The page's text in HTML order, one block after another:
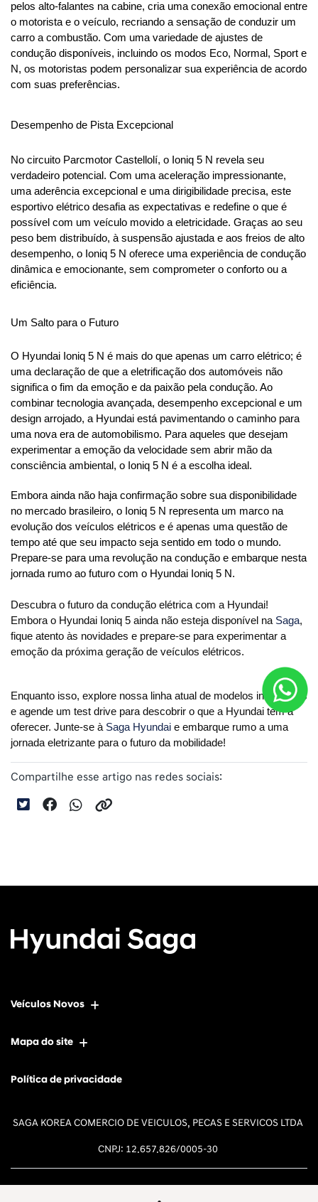
pelos alto-falantes na cabine, cria uma conexão emocional entre
o motorista e o veículo, recriando a sensação de conduzir um
carro a combustão. Com uma variedade de ajustes de
condução disponíveis, incluindo os modos Eco, Normal, Sport e
N, os motoristas podem personalizar sua experiência de acordo
com suas preferências.
Desempenho de Pista Excepcional
No circuito Parcmotor Castellolí, o Ioniq 5 N revela seu
verdadeiro potencial. Com uma aceleração impressionante,
uma aderência excepcional e uma dirigibilidade precisa, este
esportivo elétrico desafia as expectativas e redefine o que é
possível com um veículo movido a eletricidade. Graças ao seu
peso bem distribuído, à suspensão ajustada e aos freios de alto
desempenho, o Ioniq 5 N oferece uma experiência de condução
dinâmica e emocionante, sem comprometer o conforto ou a
eficiência.
Um Salto para o Futuro
O Hyundai Ioniq 5 N é mais do que apenas um carro elétrico; é
uma declaração de que a eletrificação dos automóveis não
significa o fim da emoção e da paixão pela condução. Ao
combinar tecnologia avançada, desempenho excepcional e um
design arrojado, a Hyundai está pavimentando o caminho para
uma nova era de automobilismo. Para aqueles que desejam
experimentar a emoção da velocidade sem abrir mão da
consciência ambiental, o Ioniq 5 N é a escolha ideal.
Embora ainda não haja confirmação sobre sua disponibilidade
no mercado brasileiro, o Ioniq 5 N representa um marco na
evolução dos veículos elétricos e é apenas uma questão de
tempo até que seu impacto seja sentido em todo o mundo.
Prepare-se para uma revolução na condução e embarque nesta
jornada rumo ao futuro com o Hyundai Ioniq 5 N.
Descubra o futuro da condução elétrica com a Hyundai!
Embora o Hyundai Ioniq 5 ainda não esteja disponível na Saga,
fique atento às novidades e prepare-se para experimentar a
emoção da próxima geração de veículos elétricos.
Enquanto isso, explore nossa linha atual de modelos inovadores
e agende um test drive para descobrir o que a Hyundai tem a
oferecer. Junte-se à Saga Hyundai e embarque rumo a uma
jornada eletrizante para o futuro da mobilidade!
Compartilhe esse artigo nas redes sociais:
Veículos Novos
Mapa do site
Política de privacidade
SAGA KOREA COMERCIO DE VEICULOS, PECAS E SERVICOS LTDA
CNPJ: 12.657.826/0005-30